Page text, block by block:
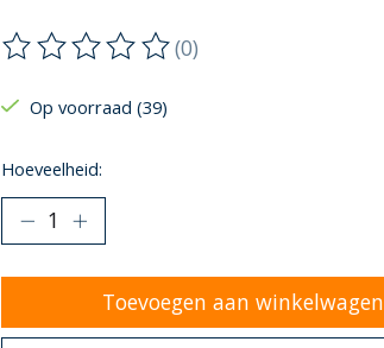
De beoordeling van dit product is
(0)
Op voorraad (39)
Hoeveelheid:
Toevoegen aan winkelwagen